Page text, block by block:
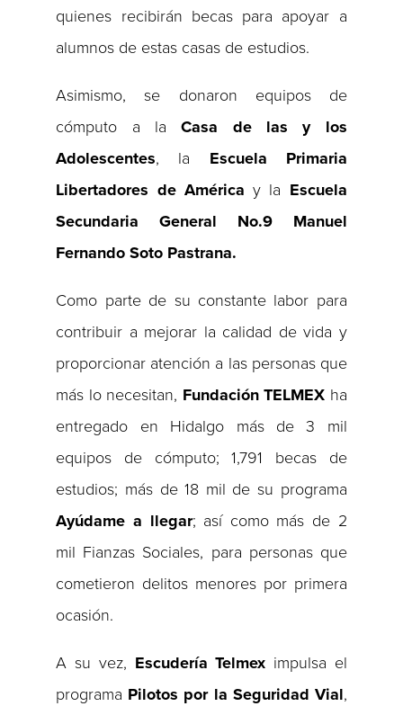
quienes recibirán becas para apoyar a
alumnos de estas casas de estudios.
Asimismo, se donaron equipos de
cómputo a laCasa de las y los
Adolescentes, la Escuela Primaria
Libertadores de Américay la Escuela
Secundaria General No.9 Manuel
Fernando Soto Pastrana.
Como parte de su constante labor para
contribuir a mejorar la calidad de vida y
proporcionar atención a las personas que
más lo necesitan, Fundación TELMEX ha
entregado en Hidalgo más de 3 mil
equipos de cómputo; 1,791 becas de
estudios; más de 18 mil de su programa
Ayúdame a llegar; así como más de 2
mil Fianzas Sociales, para personas que
cometieron delitos menores por primera
ocasión.
A su vez, Escudería Telmex impulsa el
programa Pilotos por la Seguridad Vial,